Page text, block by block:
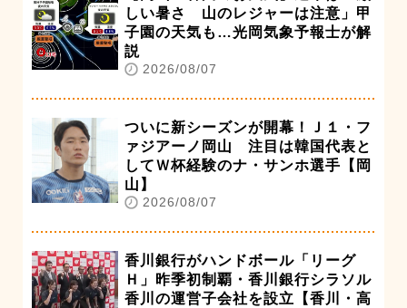
しい暑さ 山のレジャーは注意」甲
子園の天気も…光岡気象予報士が解
説
2026/08/07
ついに新シーズンが開幕！Ｊ１・フ
ァジアーノ岡山 注目は韓国代表と
してＷ杯経験のナ・サンホ選手【岡
山】
2026/08/07
香川銀行がハンドボール「リーグ
Ｈ」昨季初制覇・香川銀行シラソル
香川の運営子会社を設立【香川・高